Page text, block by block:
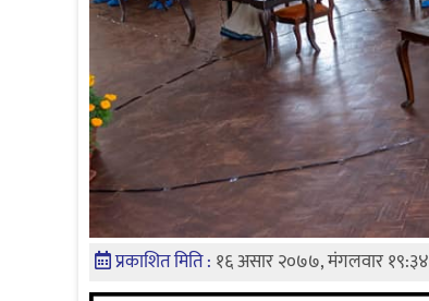
प्रकाशित मिति : १६ असार २०७७, मंगलवार १९:३४